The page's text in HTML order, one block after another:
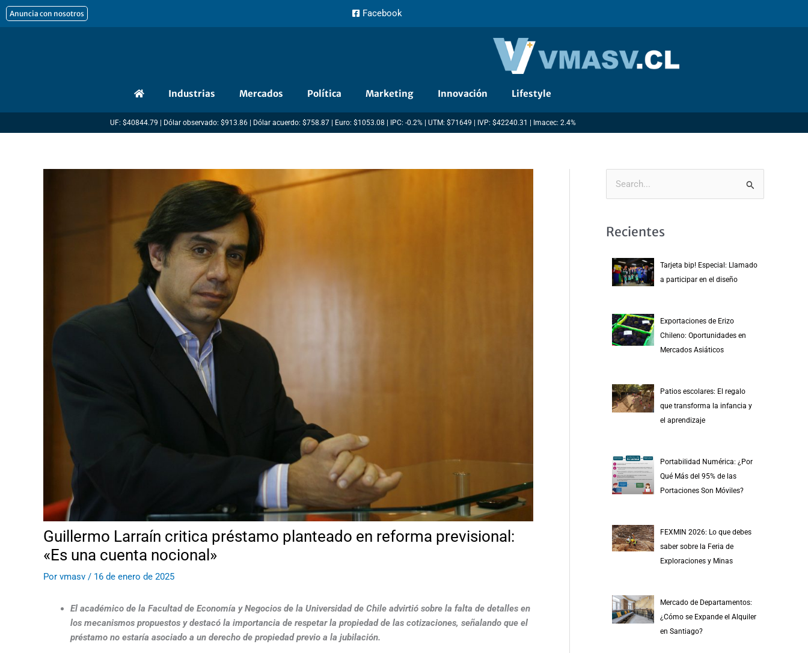
al
Anuncia con nosotros Facebook
Industrias Mercados Política Marketing Innovación Lifestyle
UF: $40844.79 | Dólar observado: $913.86 | Dólar acuerdo: $758.87 | Euro: $1053.08 | IPC: -0.2% | UTM: $71649 | IVP: $42240.31 | Imacec: 2.4%
Guillermo Larraín critica préstamo planteado en reforma previsional:
«Es una cuenta nocional»
Por vmasv / 16 de enero de 2025
El académico de la Facultad de Economía y Negocios de la Universidad de Chile advirtió sobre la falta de detalles en
los mecanismos propuestos y destacó la importancia de respetar la propiedad de las cotizaciones, señalando que el
préstamo no estaría asociado a un derecho de propiedad previo a la jubilación.
Recientes
Tarjeta bip! Especial: Llamado
a participar en el diseño
Exportaciones de Erizo
Chileno: Oportunidades en
Mercados Asiáticos
Patios escolares: El regalo
que transforma la infancia y
el aprendizaje
Portabilidad Numérica: ¿Por
Qué Más del 95% de las
Portaciones Son Móviles?
FEXMIN 2026: Lo que debes
saber sobre la Feria de
Exploraciones y Minas
Mercado de Departamentos:
¿Cómo se Expande el Alquiler
en Santiago?